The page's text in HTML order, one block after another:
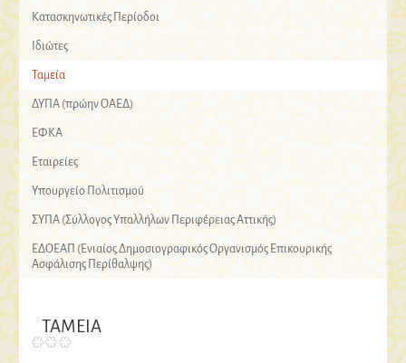
Κατασκηνωτικές Περίοδοι
Ιδιώτες
Ταμεία
ΔΥΠΑ (πρώην ΟΑΕΔ)
ΕΦΚΑ
Εταιρείες
Υπουργείο Πολιτισμού
ΣΥΠΑ (Σύλλογος Υπαλλήλων Περιφέρειας Αττικής)
ΕΔΟΕΑΠ (Ενιαίος Δημοσιογραφικός Οργανισμός Επικουρικής
Ασφάλισης Περίθαλψης)
ΤΑΜΕΙΑ